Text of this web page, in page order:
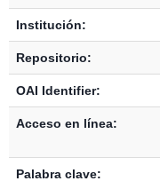
Institución:
Repositorio:
OAI Identifier:
Acceso en línea:
Palabra clave: